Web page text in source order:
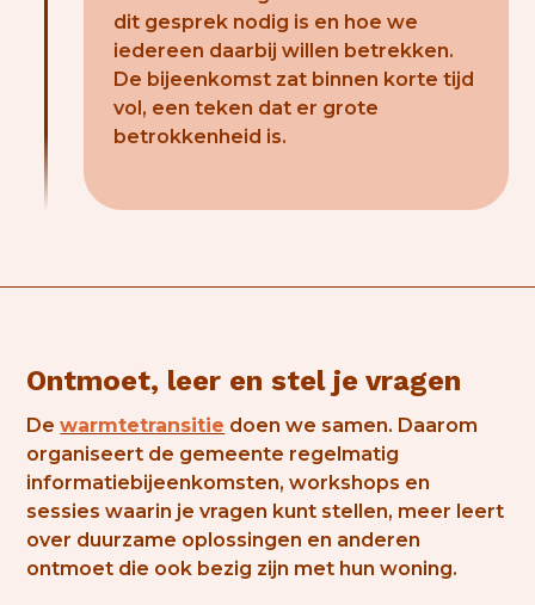
dit gesprek nodig is en hoe we
iedereen daarbij willen betrekken.
De bijeenkomst zat binnen korte tijd
vol, een teken dat er grote
betrokkenheid is.
Ontmoet, leer en stel je vragen
Dewarmtetransitie doen we samen. Daarom
organiseert de gemeente regelmatig
informatiebijeenkomsten, workshops en
sessies waarin je vragen kunt stellen, meer leert
over duurzame oplossingen en anderen
ontmoet die ook bezig zijn met hun woning.